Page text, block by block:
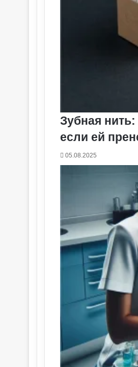
Зубная
если ей
05.08.2025